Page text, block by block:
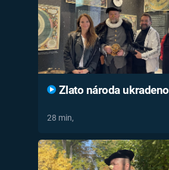
Zlato národa ukradeno
28 min,